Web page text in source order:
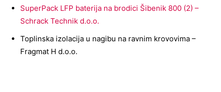
SuperPack LFP baterija na brodici Šibenik 800 (2) –
Schrack Technik d.o.o.
Toplinska izolacija u nagibu na ravnim krovovima –
Fragmat H d.o.o.